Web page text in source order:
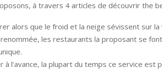
à travers 4 articles de découvrir the
alors que le froid et la neige sévissent sur la
les restaurants la proposant se
à l’avance, la plupart du temps ce service